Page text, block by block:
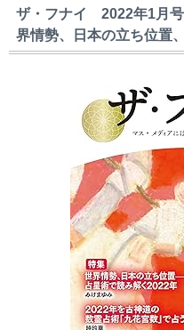
ザ・フナイ 2022年1月
界情勢、日本の立ち位置